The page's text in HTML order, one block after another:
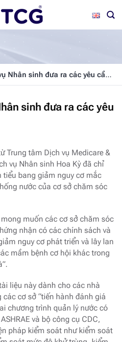
Nhân sinh đưa ra các yêu cầu
sinh đưa ra các yêu
Trung tâm Dịch vụ Medicare &
vụ Nhân sinh Hoa Kỳ đã chỉ
bang giảm nguy cơ mắc
nước của cơ sở chăm sóc
muốn các cơ sở chăm sóc
nhận có các chính sách và
nguy cơ phát triển và lây lan
mầm bệnh cơ hội khác trong
liệu này dành cho các nhà
cơ sở “tiến hành đánh giá
chương trình quản lý nước có
và bộ công cụ CDC,
pháp kiểm soát như kiểm soát